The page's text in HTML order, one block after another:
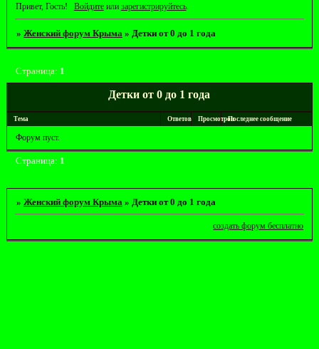
Привет, Гость! Войдитеили зарегистрируйтесь.
» Женский форум Крыма » Детки от 0 до 1 года
Детки от 0 до 1 года
Страница: 1
Тема Ответов ПросмотровПоследнее сообщение
Форум пуст.
Страница: 1
» Женский форум Крыма » Детки от 0 до 1 года
создать форум бесплатно